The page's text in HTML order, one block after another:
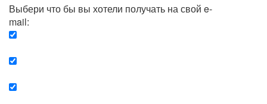
Выбери что бы вы хотели получать на свой e-
mail: